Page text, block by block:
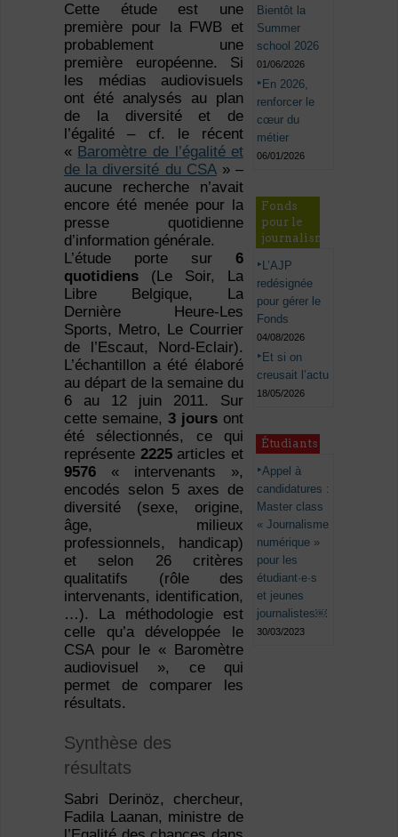
Cette étude est une
première pour la FWB et
probablement une
première européenne. Si
les médias audiovisuels
ont été analysés au plan
de la diversité et de
l’égalité – cf. le récent
« Baromètre de l’égalité et
de la diversité du CSA» –
aucune recherche n’avait
encore été menée pour la
presse quotidienne
d’information générale.
L’étude porte sur6
quotidiens(Le Soir, La
Libre Belgique, La
Dernière Heure-Les
Sports, Metro, Le Courrier
de l’Escaut, Nord-Eclair).
L’échantillon a été élaboré
au départ de la semaine du
6 au 12 juin 2011. Sur
cette semaine,3 jours ont
été sélectionnés, ce qui
représente 2225 articles et
9576 « intervenants »,
encodés selon 5 axes de
diversité (sexe, origine,
âge, milieux
professionnels, handicap)
et selon 26 critères
qualitatifs (rôle des
intervenants, identification,
…). La méthodologie est
celle qu’a développée le
CSA pour le « Baromètre
audiovisuel », ce qui
permet de comparer les
résultats.
Synthèse des
résultats
Sabri Derinöz, chercheur,
Fadila Laanan, ministre de
Bientôt la
Summer
school 2026
01/06/2026
En 2026,
renforcer le
cœur du
métier
06/01/2026
Fonds
pour le
journalisme
L’AJP
redésignée
pour gérer le
Fonds
04/08/2026
Et si on
creusait l’actu
18/05/2026
Étudiants
Appel à
candidatures :
Master class
« Journalisme
numérique »
pour les
étudiant·e·s
et jeunes
journalistes￼
30/03/2023